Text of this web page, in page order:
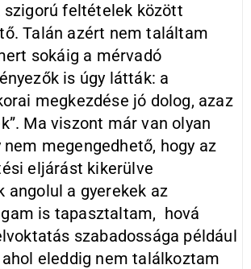
szigorú feltételek között
Talán azért nem találtam
sokáig a mérvadó
is úgy látták: a
megkezdése jó dolog, azaz
Ma viszont már van olyan
megengedhető, hogy az
eljárást kikerülve
angolul a gyerekek az
is tapasztaltam, hová
szabadossága például
eleddig nem találkoztam